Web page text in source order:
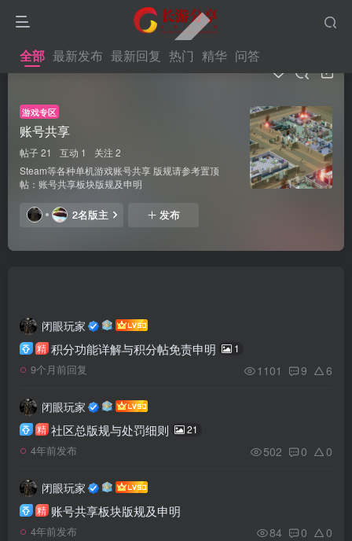
游戏专区
账号共享
帖子 21 互动 1
关注 2
Steam等各种单机游戏账号共享 版规请参考置顶
帖：账号共享板块版规及申明
2名版主 发布
全部 最新发布 最新回复 热门 精华 问答
闭眼玩家
精 积分功能详解与积分帖免责申明 1
9个月前回复 1101 9 6
闭眼玩家
精 社区总版规与处罚细则 21
4年前发布 502 0 0
闭眼玩家
精 账号共享板块版规及申明
4年前发布 84 0 0